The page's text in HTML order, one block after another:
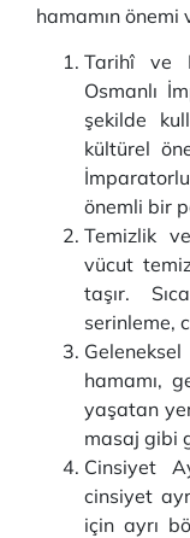
hamamın önemi
Tarihî ve
Osmanlı
şekilde
kültürel
önemli bir
Temizlik
vücut
taşır.
serinleme,
hamamı,
yaşatan
masaj gibi
Cinsiyet
cinsiyet
için ayrı